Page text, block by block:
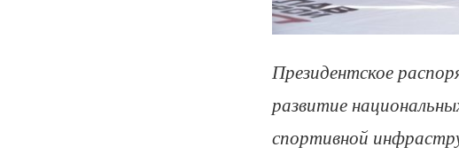
Президентское
развитие
спортивной